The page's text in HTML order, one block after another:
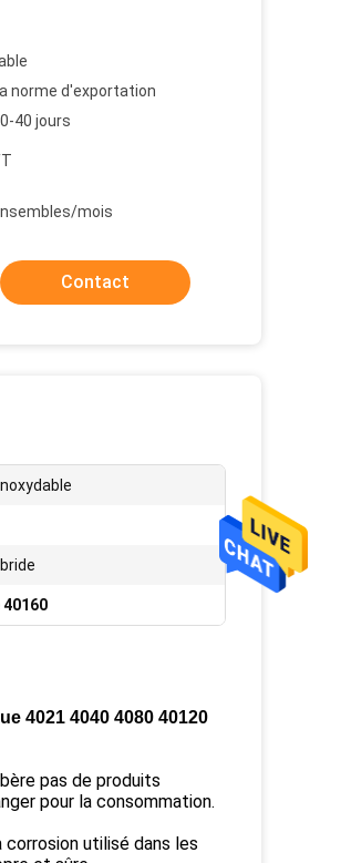
norme d'exportation
40 jours
mois
Contact
4021 4040 4080 40120
pas de produits
pour la consommation.
utilisé dans les